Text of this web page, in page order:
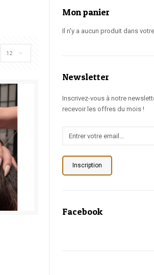
12
Mon panier
Il n'y a aucun produit dans
Newsletter
Inscrivez-vous à notre
recevoir les offres du mois !
Inscription
Facebook